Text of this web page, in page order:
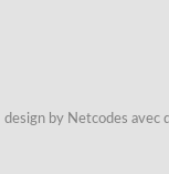
design by Netcodes avec